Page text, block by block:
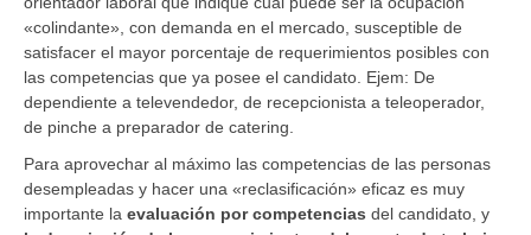
«colindante», con demanda en el mercado, susceptible de
satisfacer el mayor porcentaje de requerimientos posibles con
las competencias que ya posee el candidato. Ejem: De
dependiente a televendedor, de recepcionista a teleoperador,
de pinche a preparador de catering.
Para aprovechar al máximo las competencias de las personas
desempleadas y hacer una «reclasificación» eficaz es muy
importante la evaluación por competencias del candidato, y